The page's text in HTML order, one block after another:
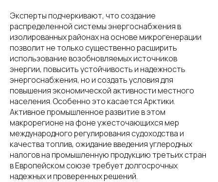
Эксперты подчеркивают, что создание
распределенной системы энергоснабжения в
изолированных районах на основе микрогенерации
позволит не только существенно расширить
использование возобновляемых источников
энергии, повысить устойчивость и надежность
энергоснабжения, но и создать условия для
повышения экономической активности местного
населения. Особенно это касается Арктики.
Активное промышленное развитие в этом
макрорегионе на фоне ужесточающихся мер
международного регулирования судоходства и
качества топлив, ожидание введения углеродных
налогов на промышленную продукцию третьих стран
в Европейском союзе требует долгосрочных
надежных и проверенных решений.